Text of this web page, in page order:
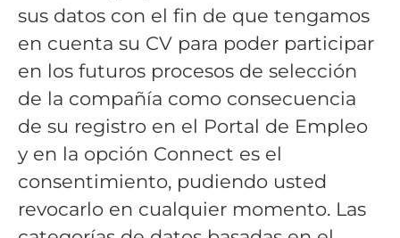
sus datos con el fin de que tengamos
en cuenta su CV para poder participar
en los futuros procesos de selección
de la compañía como consecuencia
de su registro en el Portal de Empleo
y en la opción Connect es el
consentimiento, pudiendo usted
revocarlo en cualquier momento. Las